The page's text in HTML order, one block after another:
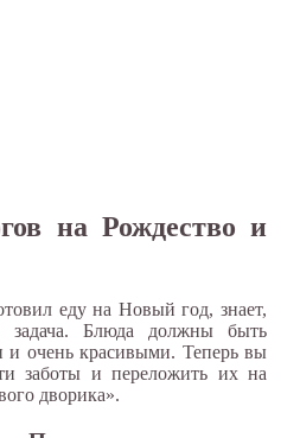
на Рождество и
еду на Новый год, знает,
Блюда должны быть
очень красивыми. Теперь вы
заботы и переложить их на
дворика».